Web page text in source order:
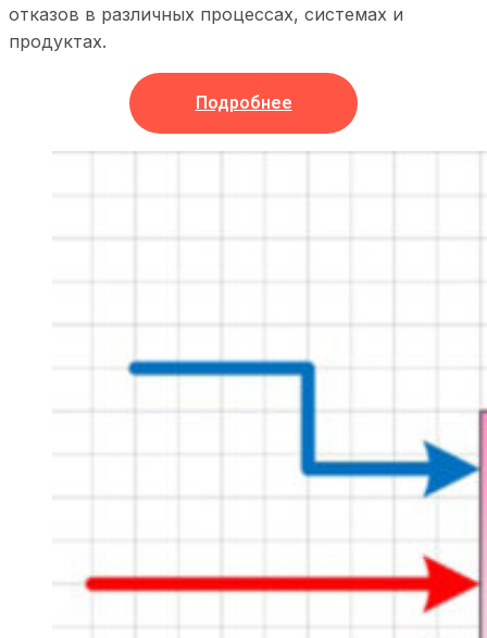
отказов в различных процессах, системах и
продуктах.
Подробнее